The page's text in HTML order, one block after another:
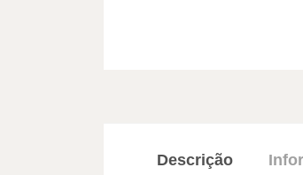
Descrição